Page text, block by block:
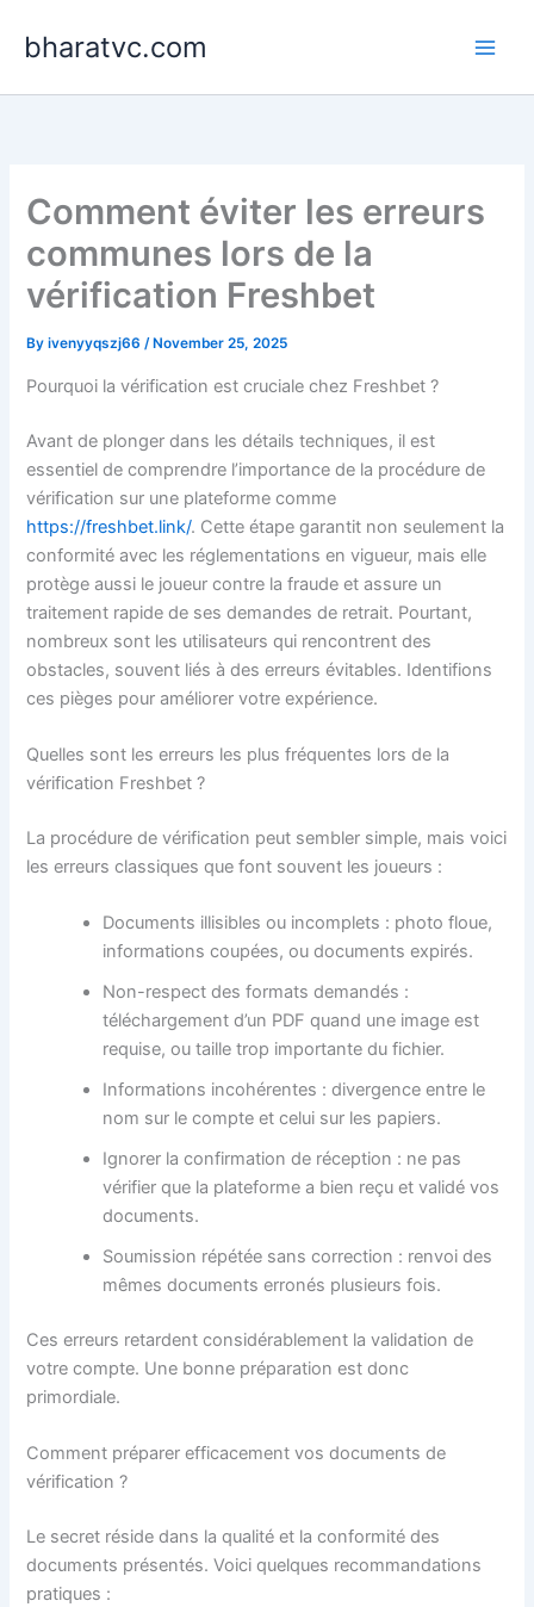
bharatvc.com
Comment éviter les erreurs
communes lors de la
vérification Freshbet
Byivenyyqszj66/ November 25, 2025
Pourquoi la vérification est cruciale chez Freshbet ?
Avant de plonger dans les détails techniques, il est
essentiel de comprendre l’importance de la procédure de
vérification sur une plateforme comme
https://freshbet.link/. Cette étape garantit non seulement la
conformité avec les réglementations en vigueur, mais elle
protège aussi le joueur contre la fraude et assure un
traitement rapide de ses demandes de retrait. Pourtant,
nombreux sont les utilisateurs qui rencontrent des
obstacles, souvent liés à des erreurs évitables. Identifions
ces pièges pour améliorer votre expérience.
Quelles sont les erreurs les plus fréquentes lors de la
vérification Freshbet ?
La procédure de vérification peut sembler simple, mais voici
les erreurs classiques que font souvent les joueurs :
Documents illisibles ou incomplets : photo floue,
informations coupées, ou documents expirés.
Non-respect des formats demandés :
téléchargement d’un PDF quand une image est
requise, ou taille trop importante du fichier.
Informations incohérentes : divergence entre le
nom sur le compte et celui sur les papiers.
Ignorer la confirmation de réception : ne pas
vérifier que la plateforme a bien reçu et validé vos
documents.
Soumission répétée sans correction : renvoi des
mêmes documents erronés plusieurs fois.
Ces erreurs retardent considérablement la validation de
votre compte. Une bonne préparation est donc
primordiale.
Comment préparer efficacement vos documents de
vérification ?
Le secret réside dans la qualité et la conformité des
documents présentés. Voici quelques recommandations
pratiques :